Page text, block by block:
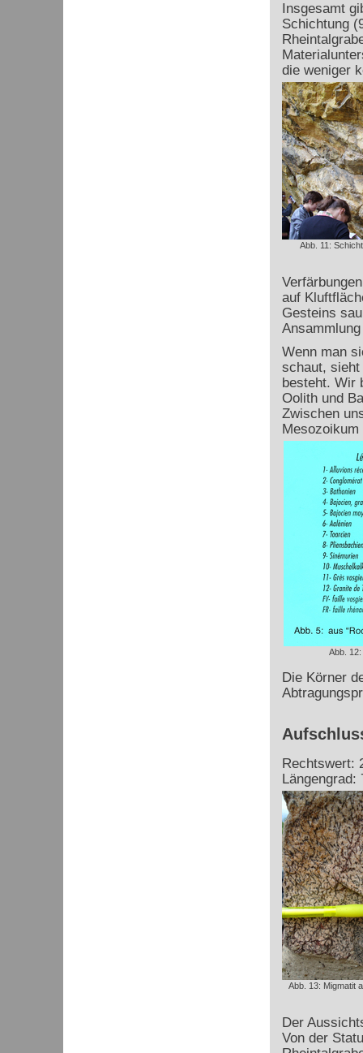
Insgesamt
Schichtung
die weniger
Abb. 11:
auf
Gesteins
Wenn man
schaut, sieht
besteht. Wir
Oolith und
Zwischen
Abb.
Die Körner
Rechtswert:
Längengrad:
Abb. 13: Migmatit
Der
Von der